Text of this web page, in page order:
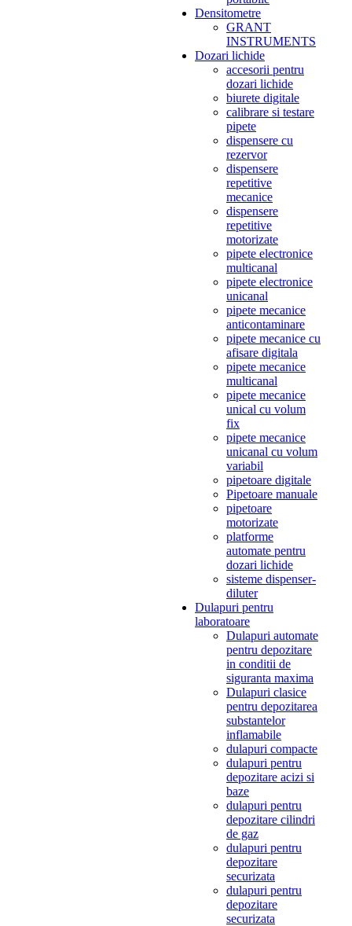
Densitometre
GRANT
INSTRUMENTS
Dozari lichide
accesorii pentru
dozari lichide
biurete digitale
calibrare si testare
pipete
dispensere cu
rezervor
dispensere
repetitive
mecanice
dispensere
repetitive
motorizate
pipete electronice
multicanal
pipete electronice
unicanal
pipete mecanice
anticontaminare
pipete mecanice cu
afisare digitala
pipete mecanice
multicanal
pipete mecanice
unical cu volum
fix
pipete mecanice
unicanal cu volum
variabil
pipetoare digitale
Pipetoare manuale
pipetoare
motorizate
platforme
automate pentru
dozari lichide
sisteme dispenser-
diluter
Dulapuri pentru
laboratoare
Dulapuri automate
pentru depozitare
in conditii de
siguranta maxima
Dulapuri clasice
pentru depozitarea
substantelor
inflamabile
dulapuri compacte
dulapuri pentru
depozitare acizi si
baze
dulapuri pentru
depozitare cilindri
de gaz
dulapuri pentru
depozitare
securizata
dulapuri pentru
depozitare
securizata